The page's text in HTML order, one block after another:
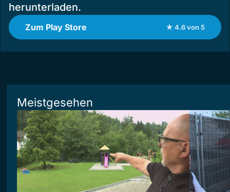
herunterladen.
Zum Play Store ★ 4.6 von 5
Meistgesehen